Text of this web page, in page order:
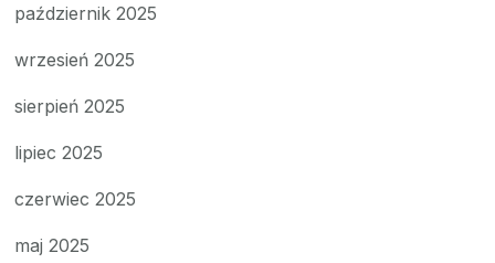
październik 2025
wrzesień 2025
sierpień 2025
lipiec 2025
czerwiec 2025
maj 2025